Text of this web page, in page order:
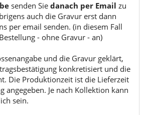
senden Sie danach per Email zu
auch die Gravur erst dann
per email senden. (in diesem Fall
- ohne Gravur - an)
und die Gravur geklärt,
konkretisiert und die
Die Produktionzeit ist die Lieferzeit
angegeben. Je nach Kollektion kann
sein.